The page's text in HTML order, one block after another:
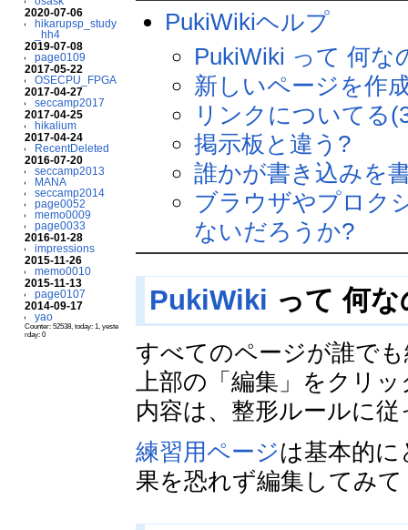
2020-07-06
hikarupsp_study
_hh4
2019-07-08
page0109
2017-05-22
OSECPU_FPGA
2017-04-27
seccamp2017
2017-04-25
hikalium
2017-04-24
RecentDeleted
2016-07-20
seccamp2013
MANA
seccamp2014
page0052
memo0009
page0033
2016-01-28
impressions
2015-11-26
memo0010
2015-11-13
page0107
2014-09-17
yao
Counter: 52538, today: 1, yeste
rday: 0
PukiWikiヘルプ
PukiWiki って 何な
新しいページを作
リンクについてる
掲示板と違う?
誰かが書き込みを
ブラウザやプロク
ないだろうか?
PukiWiki って 何
すべてのページが誰で
上部の「編集」をクリ
内容は、整形ルールに
練習用ページは基本的
果を恐れず編集してみ